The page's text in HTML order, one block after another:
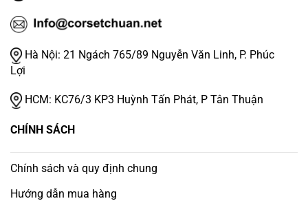
Hà Nội: 21 Ngách 765/89 Nguyễn Văn Linh, P. Phúc
Lợi
HCM: KC76/3 KP3 Huỳnh Tấn Phát, P Tân Thuận
CHÍNH SÁCH
Chính sách và quy định chung
Hướng dẫn mua hàng